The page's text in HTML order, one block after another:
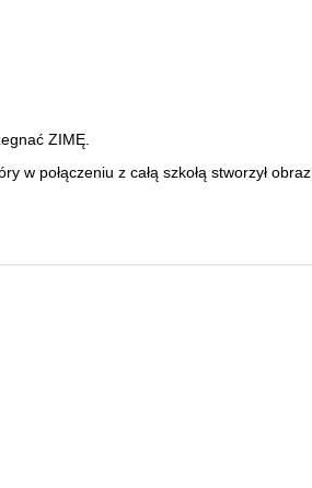
ZIMĘ.
w połączeniu z całą szkołą stworzył obraz